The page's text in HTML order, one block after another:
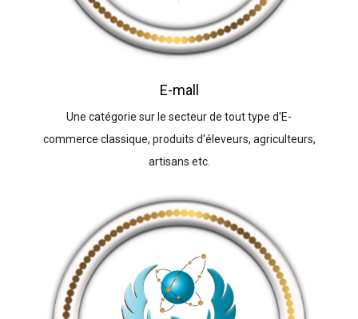
E-mall
Une catégorie sur le secteur de tout type d'E-
commerce classique, produits d'éleveurs, agriculteurs,
artisans etc.